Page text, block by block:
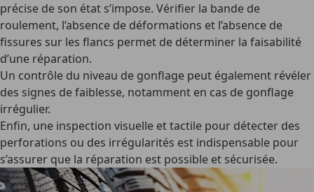
précise de son état s’impose. Vérifier la bande de
roulement, l’absence de déformations et l’absence de
fissures sur les flancs permet de déterminer la faisabilité
d’une réparation.
Un contrôle du niveau de gonflage peut également révéler
des signes de faiblesse, notamment en cas de gonflage
irrégulier.
Enfin, une inspection visuelle et tactile pour détecter des
perforations ou des irrégularités est indispensable pour
s’assurer que la réparation est possible et sécurisée.